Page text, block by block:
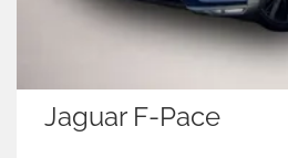
Jaguar F-Pace